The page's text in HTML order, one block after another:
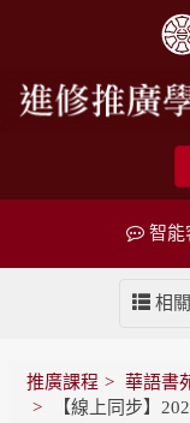
智能
相
推廣課程
華語書
【線上同步】